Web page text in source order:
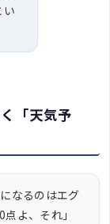
い
「天気予
なるのはエグ
よ、それ」